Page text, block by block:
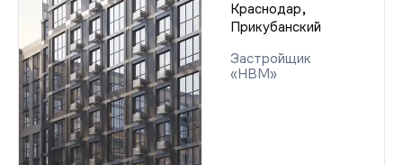
Краснодар,
Прикубанский
Застройщик
«НВМ»